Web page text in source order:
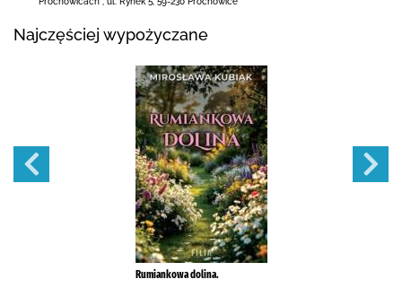
Najczęściej wypożyczane
Rumiankowa dolina.